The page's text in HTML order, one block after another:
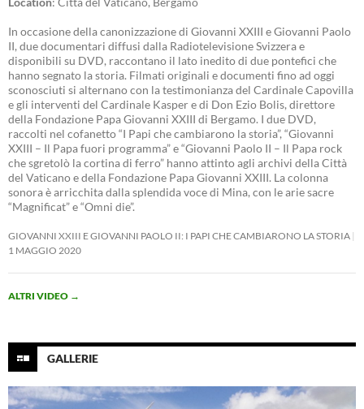
In occasione della canonizzazione di Giovanni XXIII e Giovanni Paolo
II, due documentari diffusi dalla Radiotelevisione Svizzera e
disponibili su DVD, raccontano il lato inedito di due pontefici che
hanno segnato la storia. Filmati originali e documenti fino ad oggi
sconosciuti si alternano con la testimonianza del Cardinale Capovilla
e gli interventi del Cardinale Kasper e di Don Ezio Bolis, direttore
della Fondazione Papa Giovanni XXIII di Bergamo. I due DVD,
raccolti nel cofanetto “I Papi che cambiarono la storia”, “Giovanni
XXIII – Il Papa fuori programma” e “Giovanni Paolo II – Il Papa rock
che sgretolò la cortina di ferro” hanno attinto agli archivi della Città
del Vaticano e della Fondazione Papa Giovanni XXIII. La colonna
sonora è arricchita dalla splendida voce di Mina, con le arie sacre
“Magnificat” e “Omni die”.
GIOVANNI XXIII E GIOVANNI PAOLO II: I PAPI CHE CAMBIARONO LA STORIA
1 MAGGIO 2020
ALTRI VIDEO →
GALLERIE